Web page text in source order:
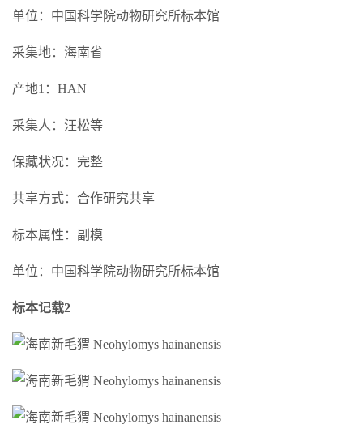
单位：中国科学院动物研究所标本馆
采集地：海南省
产地1：HAN
采集人：汪松等
保藏状况：完整
共享方式：合作研究共享
标本属性：副模
单位：中国科学院动物研究所标本馆
标本记载2